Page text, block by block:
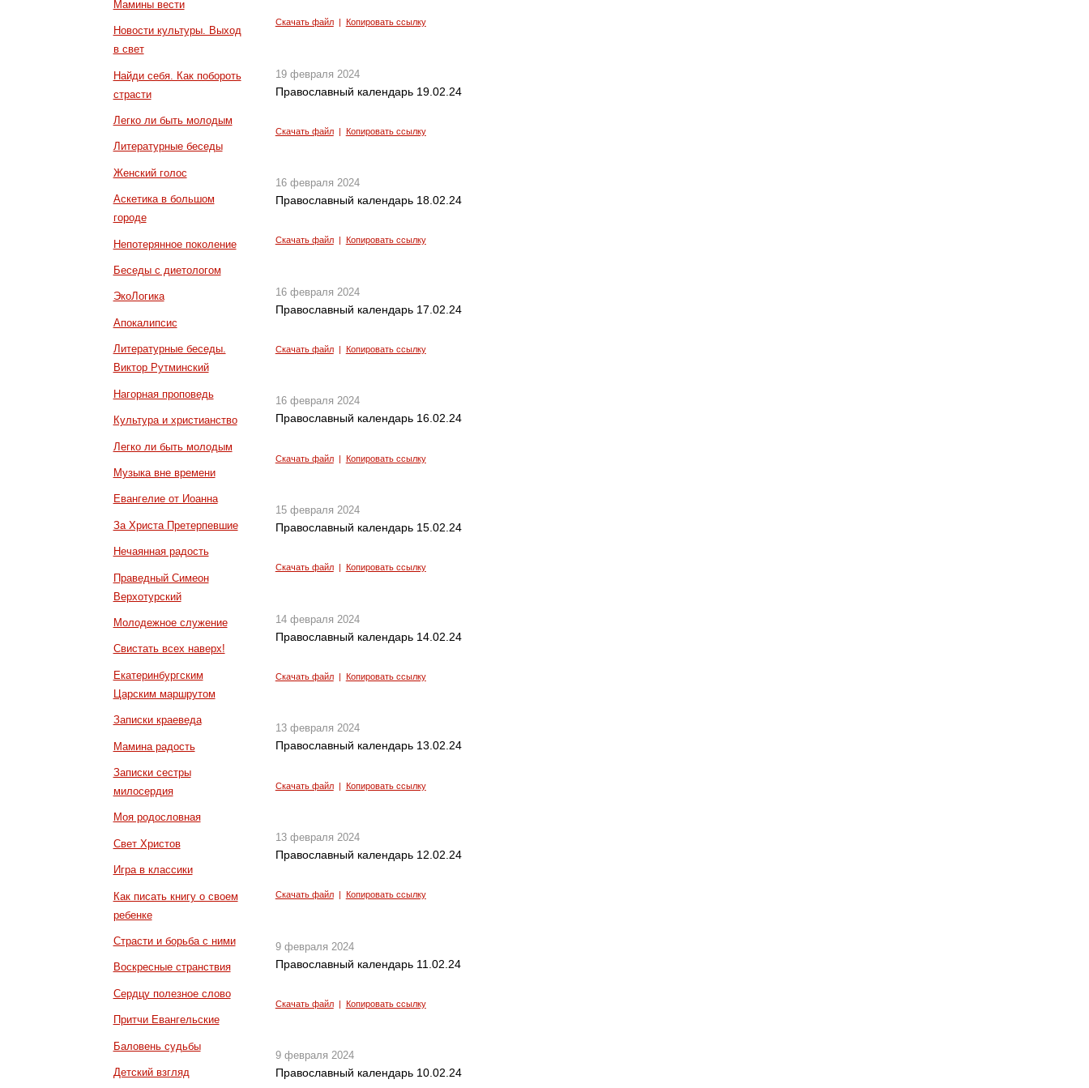
Мамины вести
Новости культуры. Выход
в свет
Найди себя. Как побороть
страсти
Легко ли быть молодым
Литературные беседы
Женский голос
Аскетика в большом
городе
Непотерянное поколение
Беседы с диетологом
ЭкоЛогика
Апокалипсис
Литературные беседы.
Виктор Рутминский
Нагорная проповедь
Культура и христианство
Легко ли быть молодым
Музыка вне времени
Евангелие от Иоанна
За Христа Претерпевшие
Нечаянная радость
Праведный Симеон
Верхотурский
Молодежное служение
Свистать всех наверх!
Екатеринбургским
Царским маршрутом
Записки краеведа
Мамина радость
Записки сестры
милосердия
Моя родословная
Свет Христов
Игра в классики
Как писать книгу о своем
ребенке
Страсти и борьба с ними
Воскресные странствия
Сердцу полезное слово
Притчи Евангельские
Баловень судьбы
Детский взгляд
Скачать файл| Копировать ссылку
19 февраля 2024
Православный календарь 19.02.24
Скачать файл| Копировать ссылку
16 февраля 2024
Православный календарь 18.02.24
Скачать файл| Копировать ссылку
16 февраля 2024
Православный календарь 17.02.24
Скачать файл| Копировать ссылку
16 февраля 2024
Православный календарь 16.02.24
Скачать файл| Копировать ссылку
15 февраля 2024
Православный календарь 15.02.24
Скачать файл| Копировать ссылку
14 февраля 2024
Православный календарь 14.02.24
Скачать файл| Копировать ссылку
13 февраля 2024
Православный календарь 13.02.24
Скачать файл| Копировать ссылку
13 февраля 2024
Православный календарь 12.02.24
Скачать файл| Копировать ссылку
9 февраля 2024
Православный календарь 11.02.24
Скачать файл| Копировать ссылку
9 февраля 2024
Православный календарь 10.02.24